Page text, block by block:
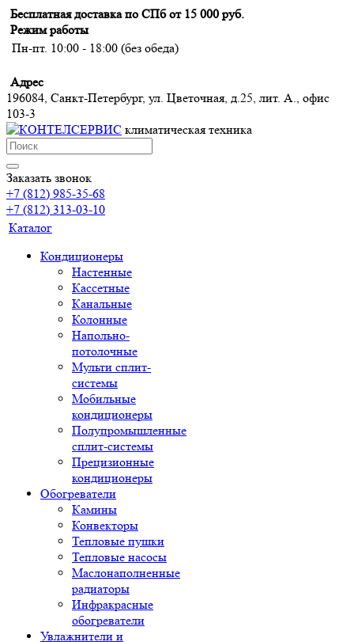
Бесплатная доставка по СПб от 15 000 руб.
Режим работы
Пн-пт. 10:00 - 18:00 (без обеда)
Адрес
196084, Санкт-Петербург, ул. Цветочная, д.25, лит. А., офис
103-3
климатическая техника
Заказать звонок
+7 (812) 985-35-68
+7 (812) 313-03-10
Каталог
Кондиционеры
Настенные
Кассетные
Канальные
Колонные
Напольно-
потолочные
Мульти сплит-
системы
Мобильные
кондиционеры
Полупромышленные
сплит-системы
Прецизионные
кондиционеры
Обогреватели
Камины
Конвекторы
Тепловые пушки
Тепловые насосы
Маслонаполненные
радиаторы
Инфракрасные
обогреватели
Увлажнители и